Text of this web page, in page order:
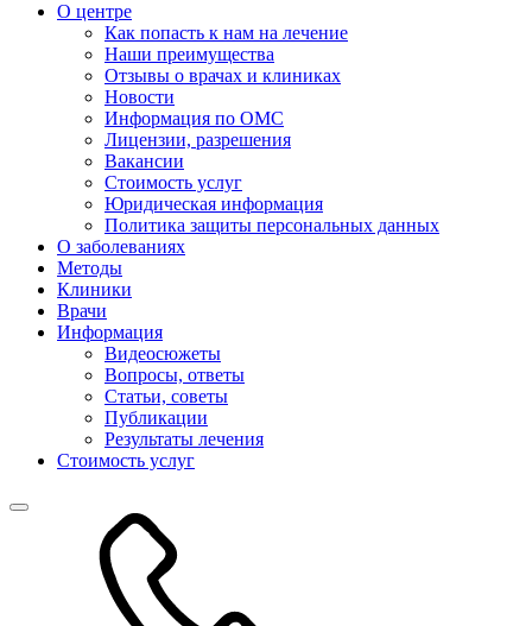
О центре
Как попасть к нам на лечение
Наши преимущества
Отзывы о врачах и клиниках
Новости
Информация по ОМС
Лицензии, разрешения
Вакансии
Стоимость услуг
Юридическая информация
Политика защиты персональных данных
О заболеваниях
Методы
Клиники
Врачи
Информация
Видеосюжеты
Вопросы, ответы
Статьи, советы
Публикации
Результаты лечения
Стоимость услуг